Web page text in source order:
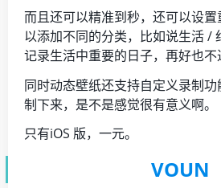
而且还可以精准到秒，还可以设
以添加不同的分类，比如说生活 /
记录生活中重要的日子，再好也不
同时动态壁纸还支持自定义录制
制下来，是不是感觉很有意义啊。
只有iOS 版，一元。
VOUN